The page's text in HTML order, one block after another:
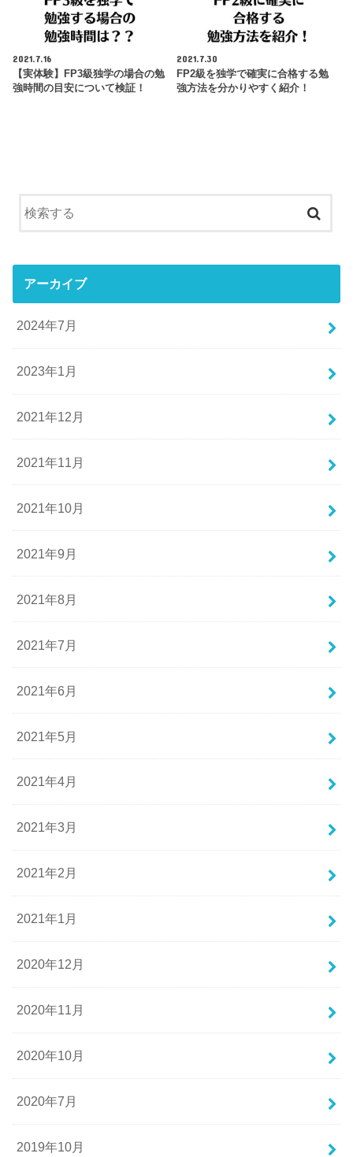
2021.7.16
【実体験】FP3級独学の場合の勉
強時間の目安について検証！
2021.7.30
FP2級を独学で確実に合格する勉
強方法を分かりやすく紹介！
アーカイブ
2024年7月
2023年1月
2021年12月
2021年11月
2021年10月
2021年9月
2021年8月
2021年7月
2021年6月
2021年5月
2021年4月
2021年3月
2021年2月
2021年1月
2020年12月
2020年11月
2020年10月
2020年7月
2019年10月